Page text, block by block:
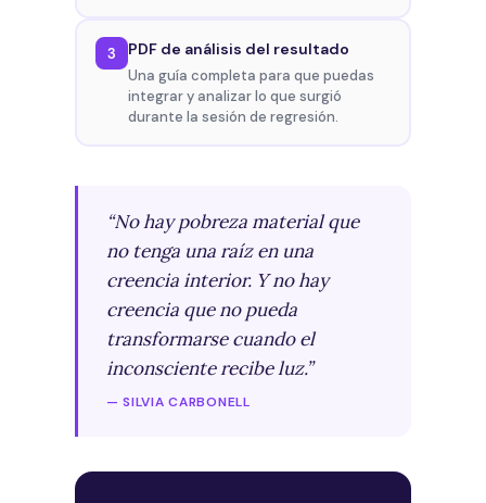
3 PDF de análisis del resultado
Una guía completa para que puedas
integrar y analizar lo que surgió
durante la sesión de regresión.
“No hay pobreza material que
no tenga una raíz en una
creencia interior. Y no hay
creencia que no pueda
transformarse cuando el
inconsciente recibe luz.”
— SILVIA CARBONELL